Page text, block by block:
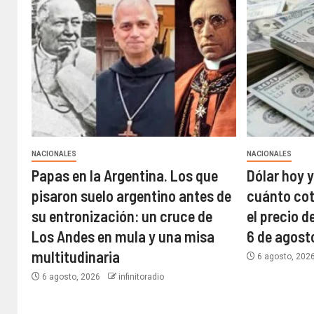
NACIONALES
Papas en la Argentina. Los que
pisaron suelo argentino antes de
su entronización: un cruce de
Los Andes en mula y una misa
multitudinaria
6 agosto, 2026 infinitoradio
NACIONALES
Dólar hoy
cuánto
el precio
6 de
6 agosto,